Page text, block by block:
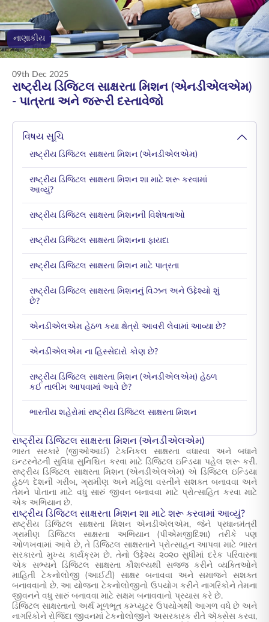
ENGLISH
ઑનલાઇન ખરીદો પ્રીમિયમ ચૂકવો
નાણાકીય
09th Dec 2025
રાષ્ટ્રીય ડિજિટલ સાક્ષરતા મિશન (એનડીએલએમ)
- પાત્રતા અને જરૂરી દસ્તાવેજો
વિષય સૂચિ
રાષ્ટ્રીય ડિજિટલ સાક્ષરતા મિશન (એનડીએલએમ)
રાષ્ટ્રીય ડિજિટલ સાક્ષરતા મિશન શા માટે શરૂ કરવામાં
આવ્યું?
રાષ્ટ્રીય ડિજિટલ સાક્ષરતા મિશનની વિશેષતાઓ
રાષ્ટ્રીય ડિજિટલ સાક્ષરતા મિશનના ફાયદા
રાષ્ટ્રીય ડિજિટલ સાક્ષરતા મિશન માટે પાત્રતા
રાષ્ટ્રીય ડિજિટલ સાક્ષરતા મિશનનું વિઝન અને ઉદ્દેશ્યો શું
છે?
એનડીએલએમ હેઠળ કયા ક્ષેત્રો આવરી લેવામાં આવ્યા છે?
એનડીએલએમ ના હિસ્સેદારો કોણ છે?
રાષ્ટ્રીય ડિજિટલ સાક્ષરતા મિશન (એનડીએલએમ) હેઠળ
કઈ તાલીમ આપવામાં આવે છે?
ભારતીય શહેરોમાં રાષ્ટ્રીય ડિજિટલ સાક્ષરતા મિશન
રાષ્ટ્રીય ડિજિટલ સાક્ષરતા મિશન (એનડીએલએમ)
ભારત સરકારે (જીઓઆઈ) ટેકનિકલ સાક્ષરતા વધારવા અને બધાને
ઇન્ટરનેટની સુવિધા સુનિશ્ચિત કરવા માટે ડિજિટલ ઇન્ડિયા પહેલ શરૂ કરી.
રાષ્ટ્રીય ડિજિટલ સાક્ષરતા મિશન (એનડીએલએમ) એ ડિજિટલ ઇન્ડિયા
હેઠળ દેશની ગરીબ, ગ્રામીણ અને મહિલા વસ્તીને સશક્ત બનાવવા અને
તેમને પોતાના માટે વધુ સારું જીવન બનાવવા માટે પ્રોત્સાહિત કરવા માટે
એક અભિયાન છે.
રાષ્ટ્રીય ડિજિટલ સાક્ષરતા મિશન શા માટે શરૂ કરવામાં આવ્યું?
રાષ્ટ્રીય ડિજિટલ સાક્ષરતા મિશન એનડીએલએમ, જેને પ્રધાનમંત્રી
ગ્રામીણ ડિજિટલ સાક્ષરતા અભિયાન (પીએમજીદિશા) તરીકે પણ
ઓળખવામાં આવે છે, તે ડિજિટલ સાક્ષરતાને પ્રોત્સાહન આપવા માટે ભારત
સરકારનો મુખ્ય કાર્યક્રમ છે. તેનો ઉદ્દેશ્ય ૨૦૨૦ સુધીમાં દરેક પરિવારના
એક સભ્યને ડિજિટલ સાક્ષરતા કૌશલ્યથી સજ્જ કરીને વ્યક્તિઓને
માહિતી ટેકનોલોજી (આઈટી) સાક્ષર બનાવવા અને સમાજને સશક્ત
બનાવવાનો છે. આ યોજના ટેકનોલોજીનો ઉપયોગ કરીને નાગરિકોને તેમના
જીવનને વધુ સારું બનાવવા માટે સક્ષમ બનાવવાનો પ્રયાસ કરે છે.
ડિજિટલ સાક્ષરતાનો અર્થ મૂળભૂત કમ્પ્યુટર ઉપયોગથી આગળ વધે છે અને
નાગરિકોને રોજિંદા જીવનમાં ટેકનોલોજીને અસરકારક રીતે ઍક્સેસ કરવા,